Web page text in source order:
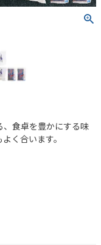
、食卓を豊かにする味
く合います。